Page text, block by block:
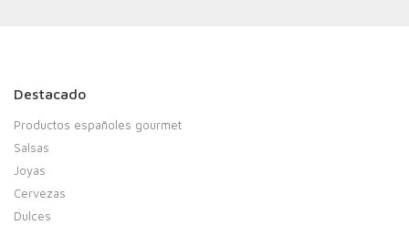
Destacado
Productos españoles gourmet
Salsas
Joyas
Cervezas
Dulces